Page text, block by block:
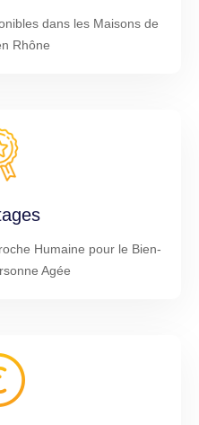
dans les Maisons de
Rhône
Humaine pour le Bien-
Agée